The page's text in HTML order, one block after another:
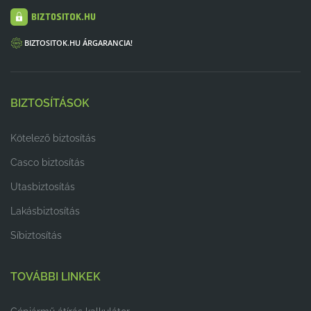
BIZTOSITOK.HU ÁRGARANCIA!
BIZTOSÍTÁSOK
Kötelező biztosítás
Casco biztosítás
Utasbiztosítás
Lakásbiztosítás
Síbiztosítás
TOVÁBBI LINKEK